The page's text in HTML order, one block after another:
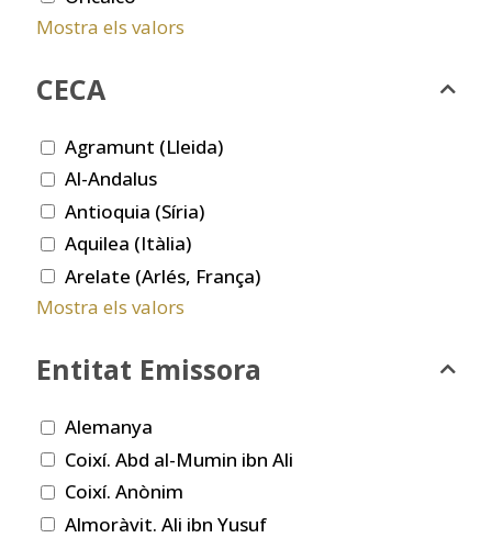
Mostra els valors
CECA
Agramunt (Lleida)
Al-Andalus
Antioquia (Síria)
Aquilea (Itàlia)
Arelate (Arlés, França)
Mostra els valors
Entitat Emissora
Alemanya
Coixí. Abd al-Mumin ibn Ali
Coixí. Anònim
Almoràvit. Ali ibn Yusuf